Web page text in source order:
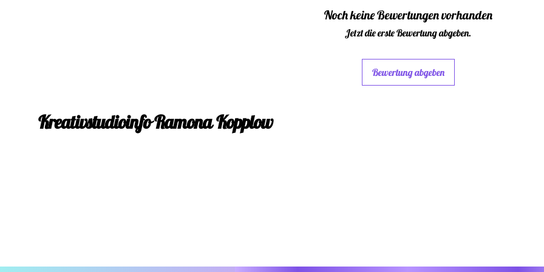
Noch keine Bewertungen vorhanden
Jetzt die erste Bewertung abgeben.
Bewertung abgeben
Kreativstudioinfo Ramona Kopplow